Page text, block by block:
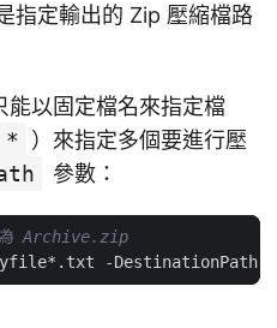
指定輸出的 Zip 壓縮檔路
能以固定檔名來指定檔
* ）來指定多個要進行壓
參數：
Archive.zip